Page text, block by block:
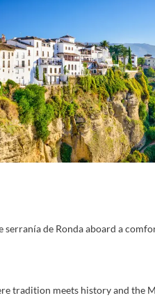
de Ronda aboard a
tradition meets history and the